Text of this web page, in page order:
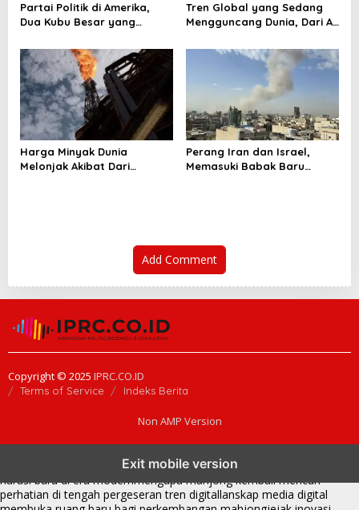
Partai Politik di Amerika,
Dua Kubu Besar yang
Negeri Paman Sam
Tren Global yang Sedang
Mengguncang Dunia, Dari AI
Harga Minyak Dunia
Melonjak Akibat Dari
Perang Iran dan Israel,
Memasuki Babak Baru
Add Comment
Copyright © 2025 IPRC.CO.ID
Terms of Service Indeks Berita
Non AMP Version
Exit mobile version
dari komunitas hingga platform mahjong membangun
narasi baru di era modernmengapa mahjong kembali mencuri
perhatian di tengah pergeseran tren digitallanskap media digital